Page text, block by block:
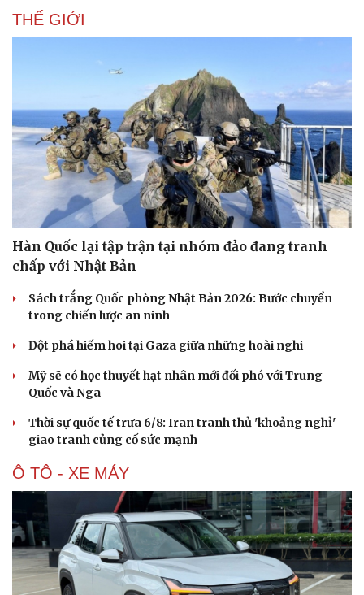
THẾ GIỚI
Hàn Quốc lại tập trận tại nhóm đảo đang tranh
chấp với Nhật Bản
Sách trắng Quốc phòng Nhật Bản 2026: Bước chuyển
trong chiến lược an ninh
Đột phá hiếm hoi tại Gaza giữa những hoài nghi
Mỹ sẽ có học thuyết hạt nhân mới đối phó với Trung
Quốc và Nga
Thời sự quốc tế trưa 6/8: Iran tranh thủ 'khoảng nghỉ'
giao tranh củng cố sức mạnh
Ô TÔ - XE MÁY